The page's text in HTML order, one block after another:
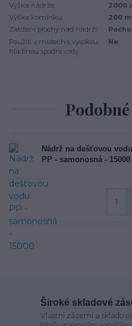
Výška nádrže:
2000
Výška komínku:
200
Zatížení plochy nad nádrží:
Použití v místech s vysokou
hladinou spodní vody:
Ne
Nádrž na dešťovou vodu
PP - samonosná - 15000
Široké skladové
Vlastní zázemí a